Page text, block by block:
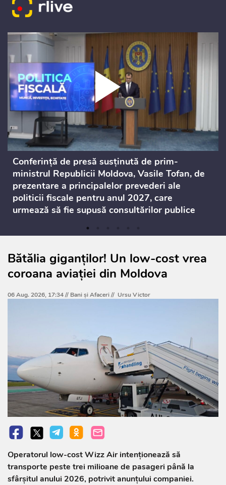
Conferință de presă susținută de prim-
ministrul Republicii Moldova, Vasile Tofan, de
prezentare a principalelor prevederi ale
politicii fiscale pentru anul 2027, care
urmează să fie supusă consultărilor publice
Bătălia giganților! Un low-cost vrea
coroana aviației din Moldova
06 Aug. 2026, 17:34 // Bani și Afaceri// Ursu Victor
Operatorul low-cost Wizz Air intenționează să
transporte peste trei milioane de pasageri până la
sfârșitul anului 2026, potrivit anunțului companiei.